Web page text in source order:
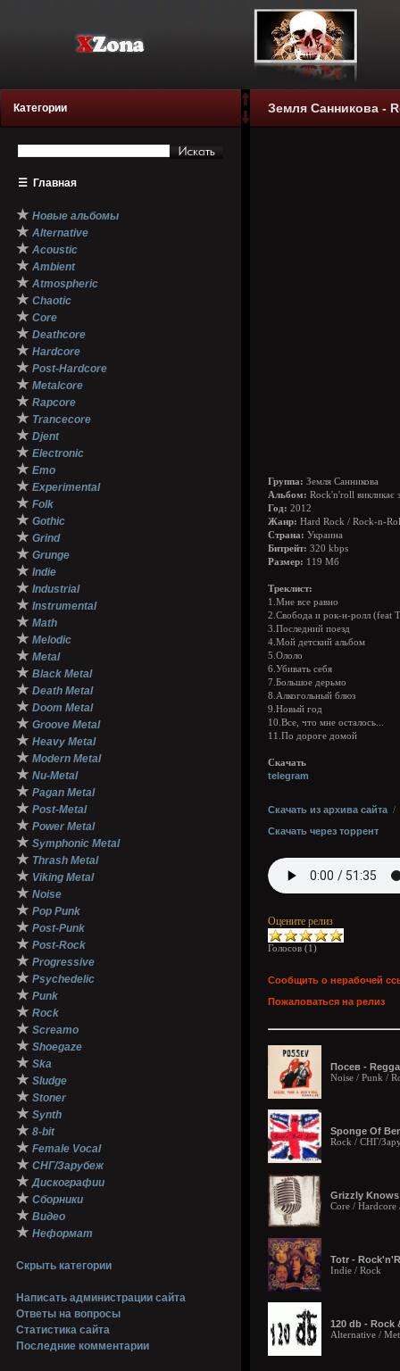
Категории
☰ Главная
★ Новые альбомы
★ Alternative
★ Acoustic
★ Ambient
★ Atmospheric
★ Chaotic
★ Core
★ Deathcore
★ Hardcore
★ Post-Hardcore
★ Metalcore
★ Rapcore
★ Trancecore
★ Djent
★ Electronic
★ Emo
★ Experimental
★ Folk
★ Gothic
★ Grind
★ Grunge
★ Indie
★ Industrial
★ Instrumental
★ Math
★ Melodic
★ Metal
★ Black Metal
★ Death Metal
★ Doom Metal
★ Groove Metal
★ Heavy Metal
★ Modern Metal
★ Nu-Metal
★ Pagan Metal
★ Post-Metal
★ Power Metal
★ Symphonic Metal
★ Thrash Metal
★ Viking Metal
★ Noise
★ Pop Punk
★ Post-Punk
★ Post-Rock
★ Progressive
★ Psychedelic
★ Punk
★ Rock
★ Screamo
★ Shoegaze
★ Ska
★ Sludge
★ Stoner
★ Synth
★ 8-bit
★ Female Vocal
★ СНГ/Зарубеж
★ Дискографии
★ Сборники
★ Видео
★ Неформат
Скрыть категории
Написать администрации сайта
Ответы на вопросы
Статистика сайта
Последние комментарии
Земля Санникова -
Группа: Земля Санникова
Альбом: Rock'n'roll викликає
Год: 2012
Жанр: Hard Rock / Rock-n-
Страна: Украина
Битрейт: 320 kbps
Размер: 119 Мб
Треклист:
1.Мне все равно
2.Cвобода и рок-н-ролл (feat
3.Последний поезд
4.Мой детский альбом
5.Ололо
6.Убивать себя
7.Большое дерьмо
8.Алкогольный блюз
9.Новый год
10.Все, что мне осталось...
11.По дороге домой
Скачать
telegram
Скачать из архива сайта /
Скачать через торрент
Оцените релиз
Голосов (1)
Сообщить о нерабочей
Пожаловаться на релиз
Посев -
Noise / Punk /
Sponge Of
Rock / СНГ/
Grizzly Knows
Core / Hardcore
Totr -
Indie / Rock
120 db - Rock
Alternative /